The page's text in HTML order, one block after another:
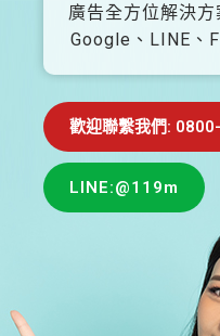
廣告全方位解決方
Google、LINE、
歡迎聯繫我們:
LINE:@119m